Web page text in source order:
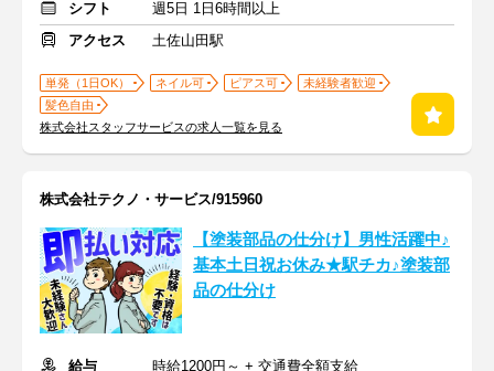
シフト
週5日 1日6時間以上
アクセス
土佐山田駅
単発（1日OK） ネイル可 ピアス可
未経験者歓迎
髪色自由
株式会社スタッフサービスの求人一覧を見る
株式会社テクノ・サービス/915960
【塗装部品の仕分け】男性活躍中♪
基本土日祝お休み★駅チカ♪塗装部
品の仕分け
給与
時給1200円～ + 交通費全額支給